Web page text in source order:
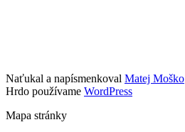
Naťukal a napísmenkoval Matej Moško
Hrdo používame WordPress
Mapa stránky